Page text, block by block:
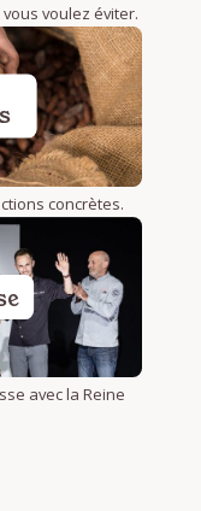
voulez éviter.
concrètes.
avec la Reine